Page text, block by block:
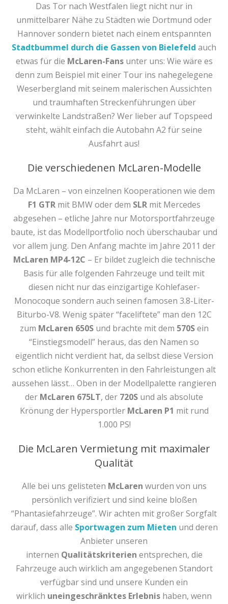
Das Tor nach Westfalen liegt nicht nur in
unmittelbarer Nähe zu Städten wie Dortmund oder
Hannover sondern bietet nach einem entspannten
Stadtbummel durch die Gassen von Bielefeld auch
etwas für die McLaren-Fansunter uns: Wie wäre es
denn zum Beispiel mit einer Tour ins nahegelegene
Weserbergland mit seinem malerischen Aussichten
und traumhaften Streckenführungen über
verwinkelte Landstraßen? Wer lieber auf Topspeed
steht, wählt einfach die Autobahn A2 für seine
Ausfahrt aus!
Die verschiedenen McLaren-Modelle
Da McLaren – von einzelnen Kooperationen wie dem
F1 GTRmit BMW oder dem SLRmit Mercedes
abgesehen – etliche Jahre nur Motorsportfahrzeuge
baute, ist das Modellportfolio noch überschaubar und
vor allem jung. Den Anfang machte im Jahre 2011 der
McLaren MP4-12C – Er bildet zugleich die technische
Basis für alle folgenden Fahrzeuge und teilt mit
diesen nicht nur das einzigartige Kohlefaser-
Monocoque sondern auch seinen famosen 3.8-Liter-
Biturbo-V8. Wenig später “faceliftete” man den 12C
zum McLaren 650Sund brachte mit dem 570Sein
“Einstiegsmodell” heraus, das den Namen so
eigentlich nicht verdient hat, da selbst diese Version
schon etliche Konkurrenten in den Fahrleistungen alt
aussehen lässt… Oben in der Modellpalette rangieren
der McLaren 675LT, der 720S und als absolute
Krönung der Hypersportler McLaren P1 mit rund
1.000 PS!
Die McLaren Vermietung mit maximaler
Qualität
Alle bei uns gelisteten McLaren wurden von uns
persönlich verifiziert und sind keine bloßen
“Phantasiefahrzeuge”. Wir achten mit großer Sorgfalt
darauf, dass alle Sportwagen zum Mieten und deren
Anbieter unseren
internen Qualitätskriterien entsprechen, die
Fahrzeuge auch wirklich am angegebenen Standort
verfügbar sind und unsere Kunden ein
wirklich uneingeschränktes Erlebnis haben, wenn